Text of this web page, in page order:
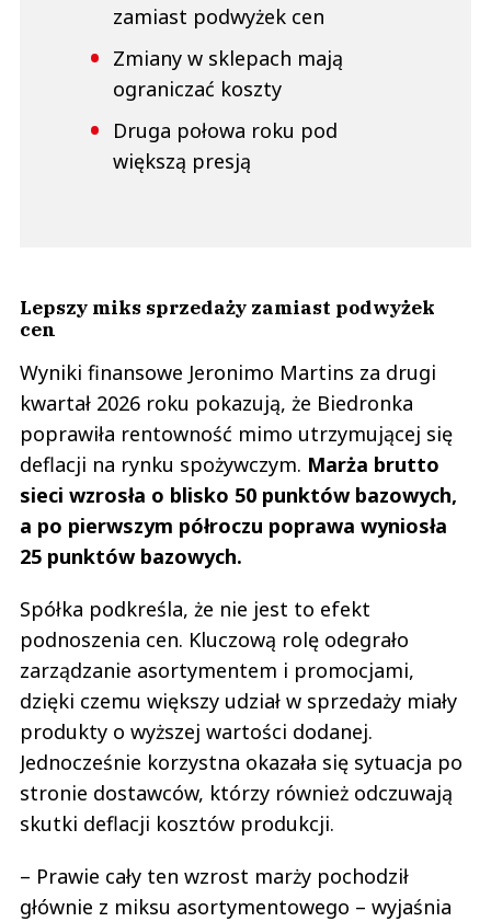
zamiast podwyżek cen
Zmiany w sklepach mają
ograniczać koszty
Druga połowa roku pod
większą presją
Lepszy miks sprzedaży zamiast podwyżek
cen
Wyniki finansowe Jeronimo Martins za drugi
kwartał 2026 roku pokazują, że Biedronka
poprawiła rentowność mimo utrzymującej się
deflacji na rynku spożywczym. Marża brutto
sieci wzrosła o blisko 50 punktów bazowych,
a po pierwszym półroczu poprawa wyniosła
25 punktów bazowych.
Spółka podkreśla, że nie jest to efekt
podnoszenia cen. Kluczową rolę odegrało
zarządzanie asortymentem i promocjami,
dzięki czemu większy udział w sprzedaży miały
produkty o wyższej wartości dodanej.
Jednocześnie korzystna okazała się sytuacja po
stronie dostawców, którzy również odczuwają
skutki deflacji kosztów produkcji.
– Prawie cały ten wzrost marży pochodził
głównie z miksu asortymentowego – wyjaśnia